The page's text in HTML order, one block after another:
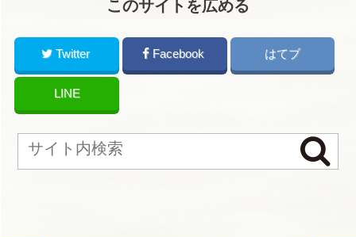
このサイトを広める
Twitter Facebook はてブ
LINE